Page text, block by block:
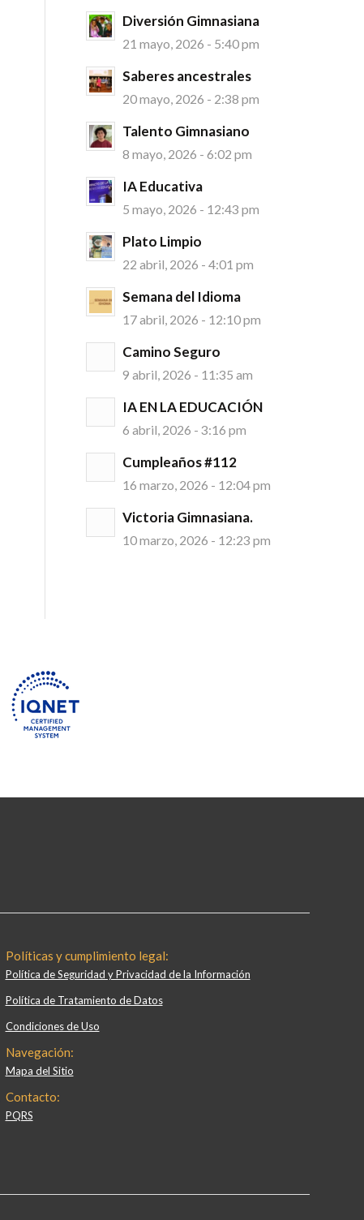
Diversión Gimnasiana
21 mayo, 2026 - 5:40 pm
Saberes ancestrales
20 mayo, 2026 - 2:38 pm
Talento Gimnasiano
8 mayo, 2026 - 6:02 pm
IA Educativa
5 mayo, 2026 - 12:43 pm
Plato Limpio
22 abril, 2026 - 4:01 pm
Semana del Idioma
17 abril, 2026 - 12:10 pm
Camino Seguro
9 abril, 2026 - 11:35 am
IA EN LA EDUCACIÓN
6 abril, 2026 - 3:16 pm
Cumpleaños #112
16 marzo, 2026 - 12:04 pm
Victoria Gimnasiana.
10 marzo, 2026 - 12:23 pm
Políticas y cumplimiento legal:
Política de Seguridad y Privacidad de la Información
Política de Tratamiento de Datos
Condiciones de Uso
Navegación:
Mapa del Sitio
Contacto:
PQRS